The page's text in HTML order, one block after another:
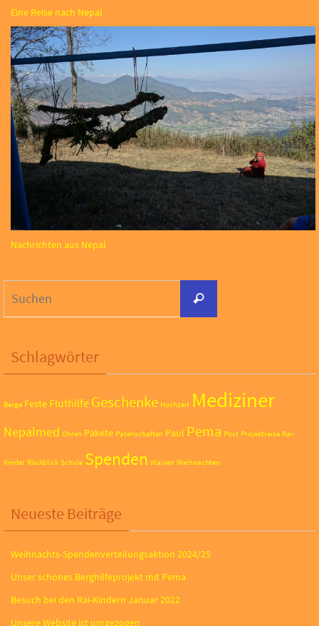
Eine Reise nach Nepal
Nachrichten aus Nepal
Suchen
Schlagwörter
Berge Feste Fluthilfe Geschenke Hochzeit Mediziner
Nepalmed Ohren Pakete Patenschaften Paul Pema Post Projektreise Rai-
Kinder Rückblick Schule Spenden Waisen Weihnachten
Neueste Beiträge
Weihnachts-Spendenverteilungsaktion 2024/25
Unser schönes Berghilfeprojekt mit Pema
Besuch bei den Rai-Kindern Januar 2022
Unsere Website ist umgezogen